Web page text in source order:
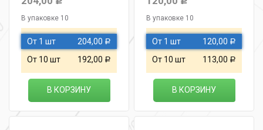
В упаковке 10
От 1 шт 204,00 Р
От 10 шт 192,00 Р
В КОРЗИНУ
В упаковке 10
От 1 шт 120,00 Р
От 10 шт 113,00 Р
В КОРЗИНУ